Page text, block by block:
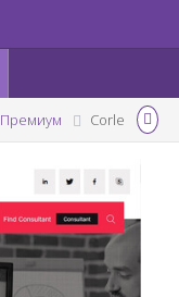
Премиум Corle